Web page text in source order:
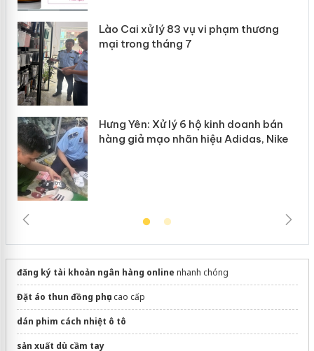
Lào Cai xử lý 83 vụ vi phạm thương
mại trong tháng 7
Hưng Yên: Xử lý 6 hộ kinh doanh bán
hàng giả mạo nhãn hiệu Adidas, Nike
đăng ký tài khoản ngân hàng online nhanh chóng
Đặt áo thun đồng phụccao cấp
dán phim cách nhiệt ô tô
sản xuất dù cầm tay